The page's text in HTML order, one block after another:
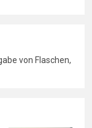
von Flaschen,